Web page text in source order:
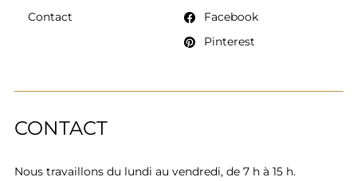
CONTACT
Nous travaillons du lundi au vendredi, de 7 h à 15 h.
Contact
Facebook
Pinterest